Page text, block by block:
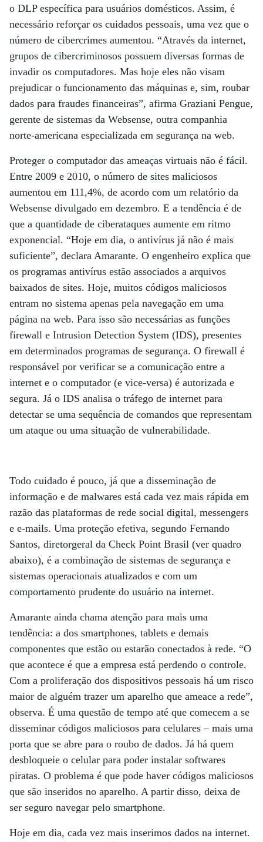
o DLP específica para usuários domésticos. Assim, é
necessário reforçar os cuidados pessoais, uma vez que o
número de cibercrimes aumentou. “Através da internet,
grupos de cibercriminosos possuem diversas formas de
invadir os computadores. Mas hoje eles não visam
prejudicar o funcionamento das máquinas e, sim, roubar
dados para fraudes financeiras”, afirma Graziani Pengue,
gerente de sistemas da Websense, outra companhia
norte-americana especializada em segurança na web.
Proteger o computador das ameaças virtuais não é fácil.
Entre 2009 e 2010, o número de sites maliciosos
aumentou em 111,4%, de acordo com um relatório da
Websense divulgado em dezembro. E a tendência é de
que a quantidade de ciberataques aumente em ritmo
exponencial. “Hoje em dia, o antivírus já não é mais
suficiente”, declara Amarante. O engenheiro explica que
os programas antivírus estão associados a arquivos
baixados de sites. Hoje, muitos códigos maliciosos
entram no sistema apenas pela navegação em uma
página na web. Para isso são necessárias as funções
firewall e Intrusion Detection System (IDS), presentes
em determinados programas de segurança. O firewall é
responsável por verificar se a comunicação entre a
internet e o computador (e vice-versa) é autorizada e
segura. Já o IDS analisa o tráfego de internet para
detectar se uma sequência de comandos que representam
um ataque ou uma situação de vulnerabilidade.
Todo cuidado é pouco, já que a disseminação de
informação e de malwares está cada vez mais rápida em
razão das plataformas de rede social digital, messengers
e e-mails. Uma proteção efetiva, segundo Fernando
Santos, diretorgeral da Check Point Brasil (ver quadro
abaixo), é a combinação de sistemas de segurança e
sistemas operacionais atualizados e com um
comportamento prudente do usuário na internet.
Amarante ainda chama atenção para mais uma
tendência: a dos smartphones, tablets e demais
componentes que estão ou estarão conectados à rede. “O
que acontece é que a empresa está perdendo o controle.
Com a proliferação dos dispositivos pessoais há um risco
maior de alguém trazer um aparelho que ameace a rede”,
observa. É uma questão de tempo até que comecem a se
disseminar códigos maliciosos para celulares – mais uma
porta que se abre para o roubo de dados. Já há quem
desbloqueie o celular para poder instalar softwares
piratas. O problema é que pode haver códigos maliciosos
que são inseridos no aparelho. A partir disso, deixa de
ser seguro navegar pelo smartphone.
Hoje em dia, cada vez mais inserimos dados na internet.